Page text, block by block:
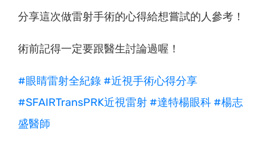
分享這次做雷射手術的心得給想嘗試的人參考！
術前記得一定要跟醫生討論過喔！
#眼睛雷射全紀錄 #近視手術心得分享
#SFAIRTransPRK近視雷射 #達特楊眼科 #楊志
盛醫師